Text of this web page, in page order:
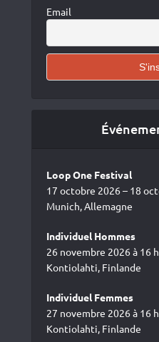
Email
Loop One Festival
17 octobre 2026 – 18
Munich, Allemagne
Individuel Hommes
26 novembre 2026 à 16
Kontiolahti, Finlande
Individuel Femmes
27 novembre 2026 à 16
Kontiolahti, Finlande